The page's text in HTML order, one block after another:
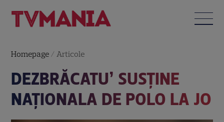
Homepage / Articole
DEZBRĂCATU’ SUSȚINE
NAȚIONALA DE POLO LA JO